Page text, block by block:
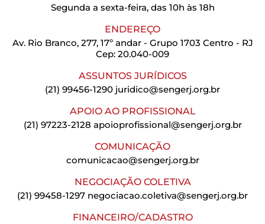
Segunda a sexta-feira, das 10h às 18h
ENDEREÇO
Av. Rio Branco, 277, 17º andar - Grupo 1703 Centro - RJ
Cep: 20.040-009
ASSUNTOS JURÍDICOS
(21) 99456-1290 juridico@sengerj.org.br
APOIO AO PROFISSIONAL
(21) 97223-2128 apoioprofissional@sengerj.org.br
COMUNICAÇÃO
comunicacao@sengerj.org.br
NEGOCIAÇÃO COLETIVA
(21) 99458-1297 negociacao.coletiva@sengerj.org.br
FINANCEIRO/CADASTRO